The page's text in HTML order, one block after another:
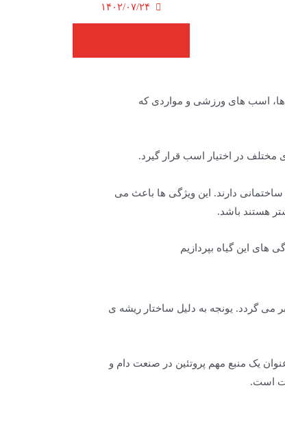
۱۴۰۲/۰۷/۲۴
ها، اسب های ورزشی و مواردی که
در اختیار اسب قرار گیرد.
ساختمانی دارند. این ویژگی ها باعث می
هستند باشد.
های این گیاه بپردازیم
می گردد. یونجه به دلیل ساختار ریشه ی
یک منبع مهم پروتئین در صنعت دام و
است.